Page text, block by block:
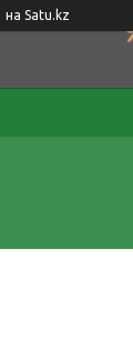
на Satu.kz